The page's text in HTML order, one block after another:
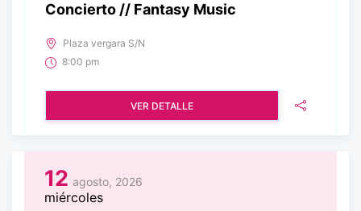
Concierto // Fantasy Music
Plaza vergara S/N
8:00 pm
VER DETALLE
12 agosto, 2026
miércoles